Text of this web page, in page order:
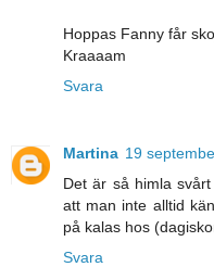
Hoppas Fanny får
Kraaaam
Svara
Martina 19
Det är så himla
att man inte alltid
på kalas hos
Svara